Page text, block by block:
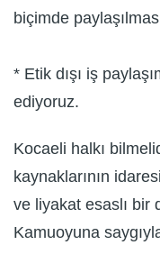
biçimde
* Etik dışı iş
ediyoruz.
Kocaeli halkı
kaynaklarının
ve liyakat esaslı bir
Kamuoyuna